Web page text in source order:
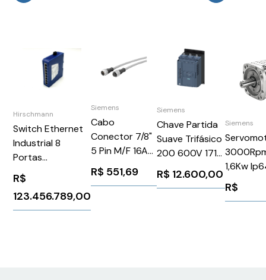
Hirschmann
Switch Ethernet
Industrial 8
Portas
Hirschmann
Spider II 8TX
(Usado)
R$
123.456.789,00
Siemens
Cabo
Conector 7/8"
5 Pin M/F 16A
2M Siemens
6XV18225BH20
R$ 551,69
Siemens
Chave Partida
Suave Trifásico
200 600V 171A
110 220V
3RW52366AC15
R$ 12.600,00
Siemens
1,6Kw
Siemens
R$